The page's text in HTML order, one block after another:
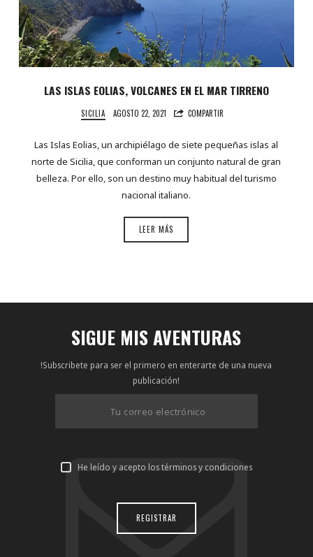
LAS ISLAS EOLIAS, VOLCANES EN EL MAR TIRRENO
SICILIA AGOSTO 22, 2021 COMPARTIR
Las Islas Eolias, un archipiélago de siete pequeñas islas al
norte de Sicilia, que conforman un conjunto natural de gran
belleza. Por ello, son un destino muy habitual del turismo
nacional italiano.
LEER MÁS
SIGUE MIS AVENTURAS
!Subscribete para ser el primero en enterarte de una nueva
publicación!
He leído y acepto los términos y condiciones